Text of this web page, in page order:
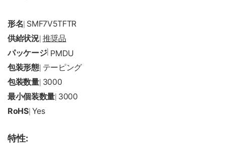
形名 SMF7V5TFTR
供給状況| 推奨品
パッケージ| PMDU
包装形態| テーピング
包装数量| 3000
最小個装数量 3000
RoHS| Yes
特性: